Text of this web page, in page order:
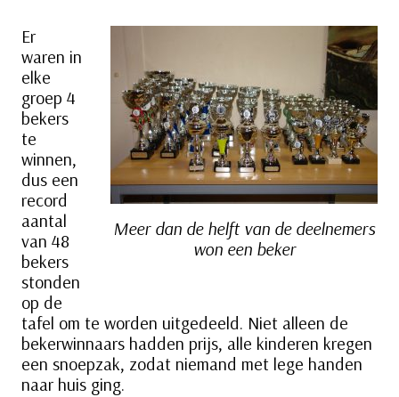
Meer dan de helft van de deelnemers
won een beker
Er
waren in
elke
groep 4
bekers
te
winnen,
dus een
record
aantal
van 48
bekers
stonden
op de
tafel om te worden uitgedeeld. Niet alleen de
bekerwinnaars hadden prijs, alle kinderen kregen
een snoepzak, zodat niemand met lege handen
naar huis ging.